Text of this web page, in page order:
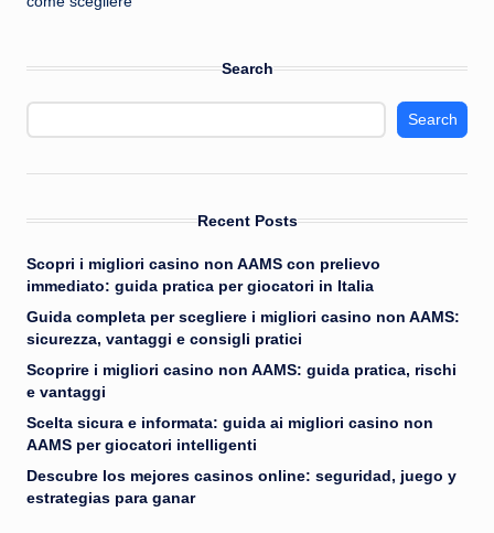
Search
Search
Recent Posts
Scopri i migliori casino non AAMS con prelievo
immediato: guida pratica per giocatori in Italia
Guida completa per scegliere i migliori casino non AAMS:
sicurezza, vantaggi e consigli pratici
Scoprire i migliori casino non AAMS: guida pratica, rischi
e vantaggi
Scelta sicura e informata: guida ai migliori casino non
AAMS per giocatori intelligenti
Descubre los mejores casinos online: seguridad, juego y
estrategias para ganar